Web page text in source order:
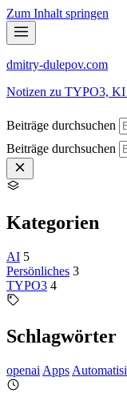
Zum Inhalt springen
dmitry-dulepov.com
Notizen zu TYPO3, KI
Beiträge durchsuchen
Beiträge durchsuchen
Kategorien
AI 5
Persönliches 3
TYPO3 4
Schlagwörter
openai Apps